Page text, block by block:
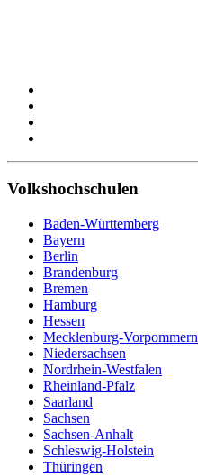
Volkshochschulen
Baden-Württemberg
Bayern
Berlin
Brandenburg
Bremen
Hamburg
Hessen
Mecklenburg-Vorpommern
Niedersachsen
Nordrhein-Westfalen
Rheinland-Pfalz
Saarland
Sachsen
Sachsen-Anhalt
Schleswig-Holstein
Thüringen